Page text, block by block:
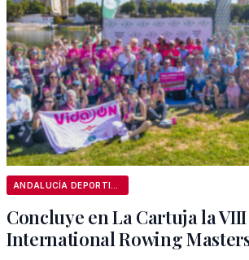
Concluye en La Cartuja la
International Rowing